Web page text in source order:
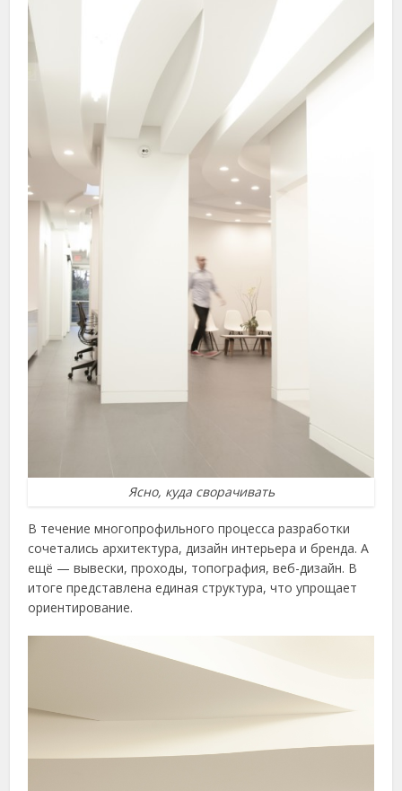
Ясно, куда сворачивать
В течение многопрофильного процесса разработки
сочетались архитектура, дизайн интерьера и бренда. А
ещё — вывески, проходы, топография, веб-дизайн. В
итоге представлена единая структура, что упрощает
ориентирование.